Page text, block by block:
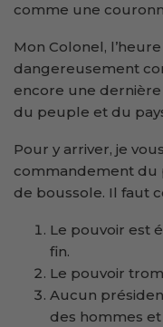
comme une
Mon Colonel,
dangereusement
encore une
du peuple et du
Pour y arriver, je
commandement du
de boussole. Il faut
Le pouvoir est
fin.
Le pouvoir
Aucun
des hommes